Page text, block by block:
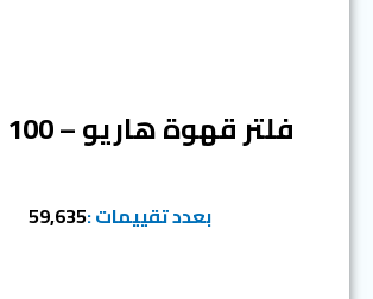
فلتر قهوة هاريو – 100 قطعة
بعدد تقييمات :59,635